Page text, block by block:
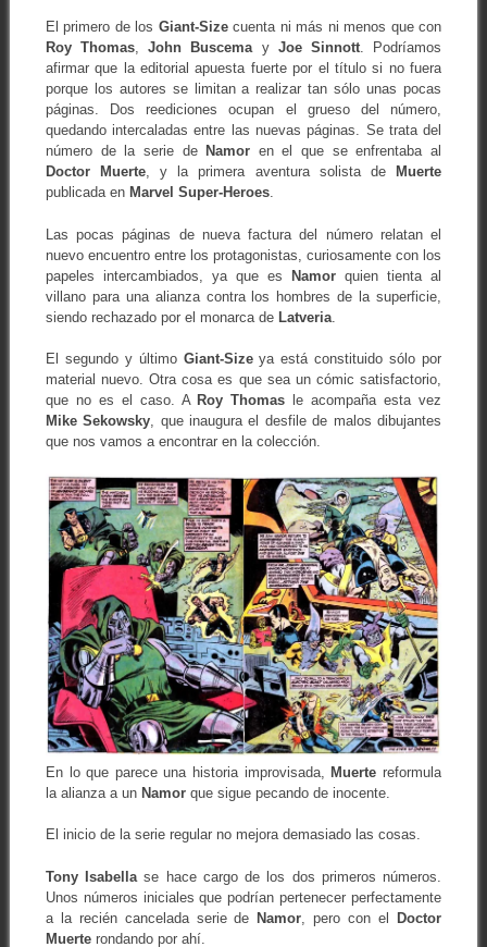
El primero de los Giant-Sizecuenta ni más ni menos que con
Roy Thomas,John Buscemay Joe Sinnott. Podríamos
afirmar que la editorial apuesta fuerte por el título si no fuera
porque los autores se limitan a realizar tan sólo unas pocas
páginas. Dos reediciones ocupan el grueso del número,
quedando intercaladas entre las nuevas páginas. Se trata del
número de la serie de Namor en el que se enfrentaba al
Doctor Muerte, y la primera aventura solista de
Muerte
publicada en Marvel Super-Heroes.
Las pocas páginas de nueva factura del número relatan el
nuevo encuentro entre los protagonistas, curiosamente con los
papeles intercambiados, ya que esNamor quien tienta al
villano para una alianza contra los hombres de la superficie,
siendo rechazado por el monarca de Latveria.
El segundo y último Giant-Sizeya está constituido sólo por
material nuevo. Otra cosa es que sea un cómic satisfactorio,
que no es el caso. A Roy Thomas le acompaña esta vez
Mike Sekowsky, que inaugura el desfile de malos dibujantes
que nos vamos a encontrar en la colección.
En lo que parece una historia improvisada, Muerte reformula
la alianza a un Namorque sigue pecando de inocente.
El inicio de la serie regular no mejora demasiado las cosas.
Tony Isabella se hace cargo de los dos primeros números.
Unos números iniciales que podrían pertenecer perfectamente
a la recién cancelada serie de Namor , pero con el
Doctor
Muerterondando por ahí.